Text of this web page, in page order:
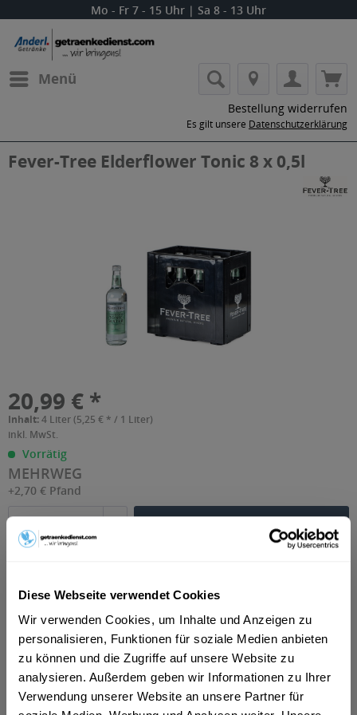
Diese Webseite verwendet Cookies
Wir verwenden Cookies, um Inhalte und Anzeigen zu
personalisieren, Funktionen für soziale Medien anbieten
zu können und die Zugriffe auf unsere Website zu
analysieren. Außerdem geben wir Informationen zu Ihrer
Verwendung unserer Website an unsere Partner für
Mo - Fr 7 - 15 Uhr | Sa 8 - 13 Uhr
Menü
Bestellung widerrufen
Es gilt unsere Datenschutzerklärung
Fever-Tree Elderflower Tonic 8 x 0,5l
20,99 € *
Inhalt:4 Liter (5,25 € * / 1 Liter)
inkl. MwSt.
Vorrätig
MEHRWEG
+2,70 € Pfand
In den Warenkorb
Beschreibung
Fever-Tree Elderflower Tonic - eine einzigartige Mischung
aus feinen Blütenextrakten und...mehr